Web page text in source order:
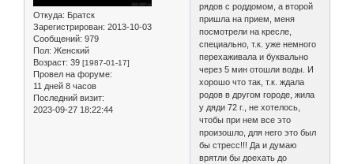
Откуда: Братск
Зарегистрирован: 2013-10-03
Сообщений: 979
Пол: Женский
Возраст: 39 [1987-01-17]
Провел на форуме:
11 дней 8 часов
Последний визит:
2023-09-27 18:22:44
рядов с роддомом, а второй
пришла на прием, меня
посмотрели на кресле,
специально, т.к. уже немного
перехаживала и буквально
через 5 мин отошли воды. И
хорошо что так, т.к. ждала
родов в другом городе, жила
у дяди 72 г., не хотелось,
чтобы при нем все это
произошло, для него это был
бы стресс!!! Да и думаю
врятли бы доехать до